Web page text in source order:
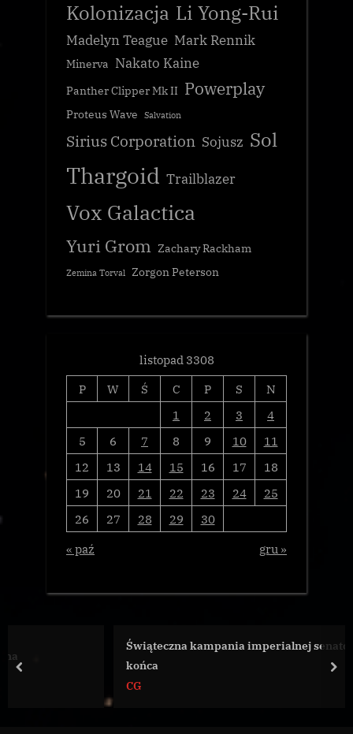
Kolonizacja Li Yong-Rui
Madelyn Teague Mark Rennik
Minerva Nakato Kaine
Panther Clipper Mk II Powerplay
Proteus Wave Salvation
Sirius Corporation Sojusz Sol
Thargoid Trailblazer
Vox Galactica
Yuri Grom Zachary Rackham
Zemina Torval Zorgon Peterson
listopad 3308
P
W Ś C P S
N
1
2 3
4
5
6 7 8 9 10
11
12
13 14 15 16 17
18
19
20 21 22 23 24
25
26
27 28 29
30
« paź
gru »
Świąteczna kampania imperialnej senator dobiegła
prev